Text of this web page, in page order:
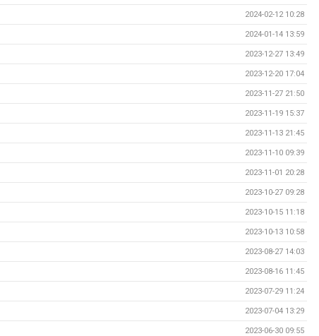
2024-02-12 10:28
2024-01-14 13:59
2023-12-27 13:49
2023-12-20 17:04
2023-11-27 21:50
2023-11-19 15:37
2023-11-13 21:45
2023-11-10 09:39
2023-11-01 20:28
2023-10-27 09:28
2023-10-15 11:18
2023-10-13 10:58
2023-08-27 14:03
2023-08-16 11:45
2023-07-29 11:24
2023-07-04 13:29
2023-06-30 09:55